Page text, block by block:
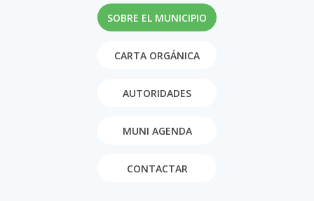
SOBRE EL MUNICIPIO
CARTA ORGÁNICA
AUTORIDADES
MUNI AGENDA
CONTACTAR